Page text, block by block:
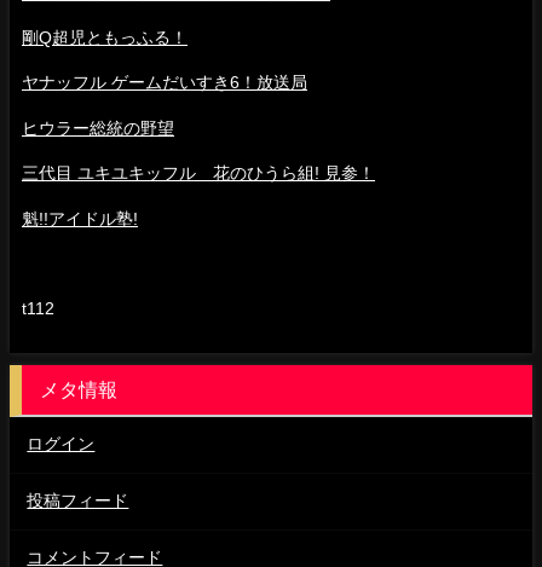
剛Q超児ともっふる！
ヤナッフル ゲームだいすき6！放送局
ヒウラー総統の野望
三代目 ユキユキッフル 花のひうら組! 見参！
魁!!アイドル塾!
t112
メタ情報
ログイン
投稿フィード
コメントフィード